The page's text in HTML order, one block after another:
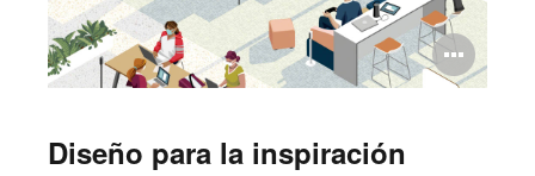
Diseño para la inspiración